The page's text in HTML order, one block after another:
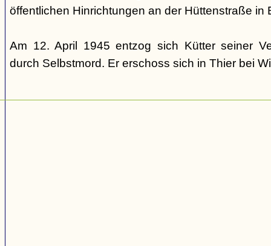
öffentlichen Hinrichtungen an der Hüttenstraße in
Am 12. April 1945 entzog sich Kütter seiner
durch Selbstmord. Er erschoss sich in Thier bei